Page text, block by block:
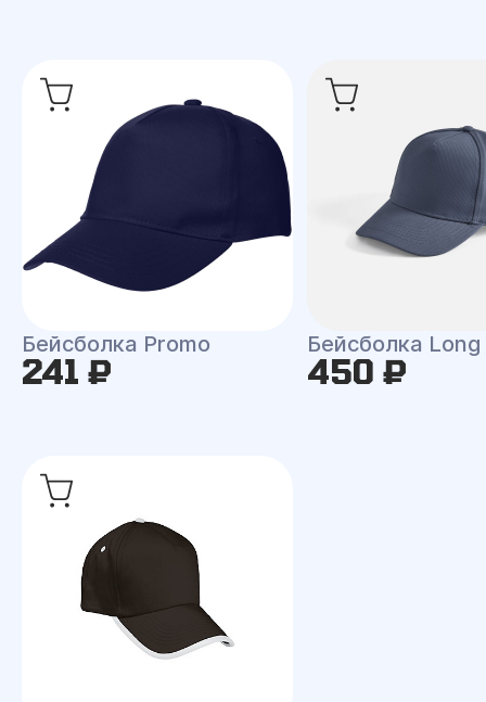
Бейсболка Promo
241 ₽
Бейсболка
450 ₽